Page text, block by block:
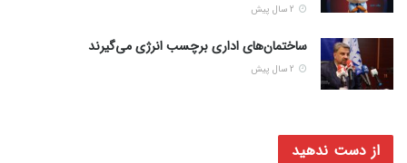
ساختمان‌های اداری برچسب انرژی می‌گیرند
از دست ندهید